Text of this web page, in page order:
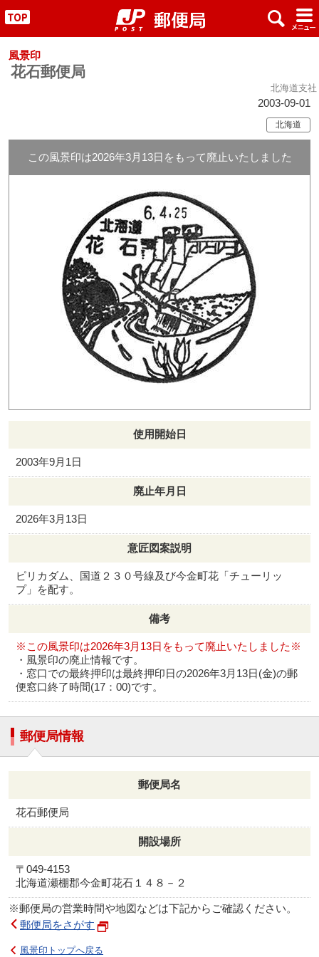
" x #
風景印
花石郵便局
北海道支社
2003-09-01
北海道
この風景印は2026年3月13日をもって廃止いたしました
使用開始日
2003年9月1日
廃止年月日
2026年3月13日
意匠図案説明
ピリカダム、国道２３０号線及び今金町花「チューリッ
プ」を配す。
備考
※この風景印は2026年3月13日をもって廃止いたしました※
・風景印の廃止情報です。
・窓口での最終押印は最終押印日の2026年3月13日(金)の郵
便窓口終了時間(17：00)です。
郵便局情報
郵便局名
花石郵便局
開設場所
〒049-4153
北海道瀬棚郡今金町花石１４８－２
※郵便局の営業時間や地図などは下記からご確認ください。
郵便局をさがす
風景印トップへ戻る